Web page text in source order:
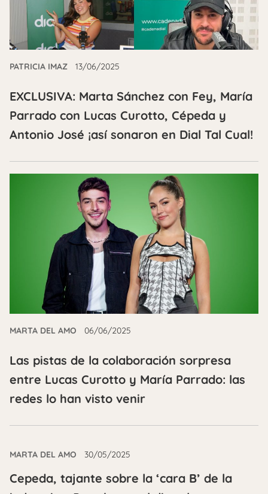
PATRICIA IMAZ 13/06/2025
EXCLUSIVA: Marta Sánchez con Fey, María
Parrado con Lucas Curotto, Cépeda y
Antonio José ¡así sonaron en Dial Tal Cual!
MARTA DEL AMO 06/06/2025
Las pistas de la colaboración sorpresa
entre Lucas Curotto y María Parrado: las
redes lo han visto venir
MARTA DEL AMO 30/05/2025
Cepeda, tajante sobre la ‘cara B’ de la